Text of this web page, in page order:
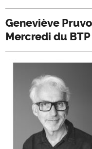
Geneviève
Mercredi du BTP